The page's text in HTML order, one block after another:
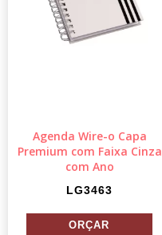
Agenda Wire-o Capa
Premium com Faixa Cinza
com Ano
LG3463